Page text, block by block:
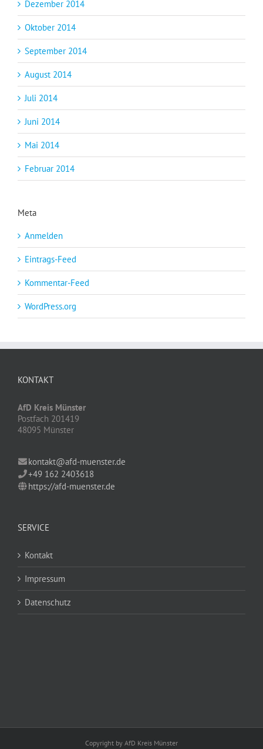
Dezember 2014
Oktober 2014
September 2014
August 2014
Juli 2014
Juni 2014
Mai 2014
Februar 2014
Meta
Anmelden
Eintrags-Feed
Kommentar-Feed
WordPress.org
KONTAKT
AfD Kreis Münster
Postfach 201419
48095 Münster
kontakt@afd-muenster.de
+49 162 2403618
https://afd-muenster.de
SERVICE
Kontakt
Impressum
Datenschutz
Copyright by AfD Kreis Münster